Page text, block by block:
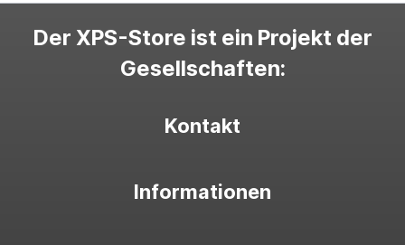
Der XPS-Store ist ein Projekt der
Gesellschaften:
Kontakt
Informationen